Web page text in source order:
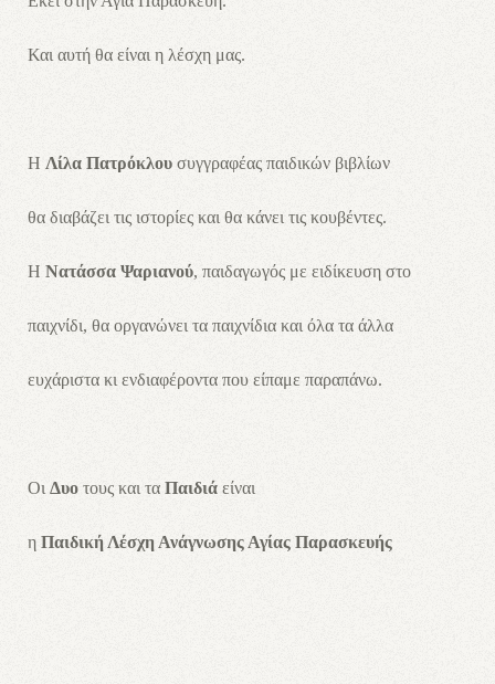
Και αυτή θα είναι η λέσχη μας.
Η Λίλα Πατρόκλου συγγραφέας παιδικών βιβλίων
θα διαβάζει τις ιστορίες και θα κάνει τις κουβέντες.
Η Νατάσσα Ψαριανού, παιδαγωγός με ειδίκευση στο
παιχνίδι, θα οργανώνει τα παιχνίδια και όλα τα άλλα
ευχάριστα κι ενδιαφέροντα που είπαμε παραπάνω.
Οι Δυο τους και τα Παιδιά είναι
η Παιδική Λέσχη Ανάγνωσης Αγίας Παρασκευής